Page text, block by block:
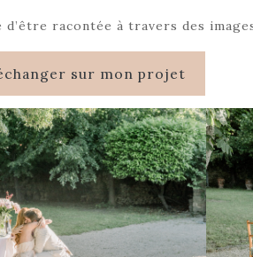
d’être racontée à travers des
sur mon projet